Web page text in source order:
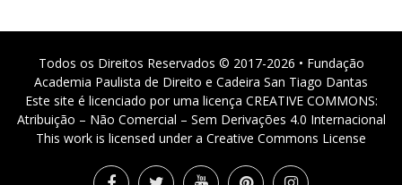
Todos os Direitos Reservados © 2017-2026 • Fundação
Academia Paulista de Direito e Cadeira San Tiago Dantas
Este site é licenciado por uma licença CREATIVE COMMONS:
Atribuição – Não Comercial – Sem Derivações 4.0 Internacional
This work is licensed under a Creative Commons License